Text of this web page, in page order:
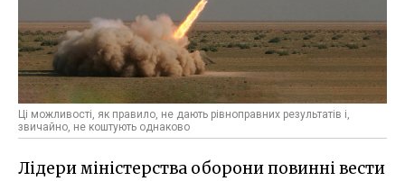
Ці можливості, як правило, не дають рівноправних результатів і,
звичайно, не коштують однаково
Лідери міністерства оборони повинні вести